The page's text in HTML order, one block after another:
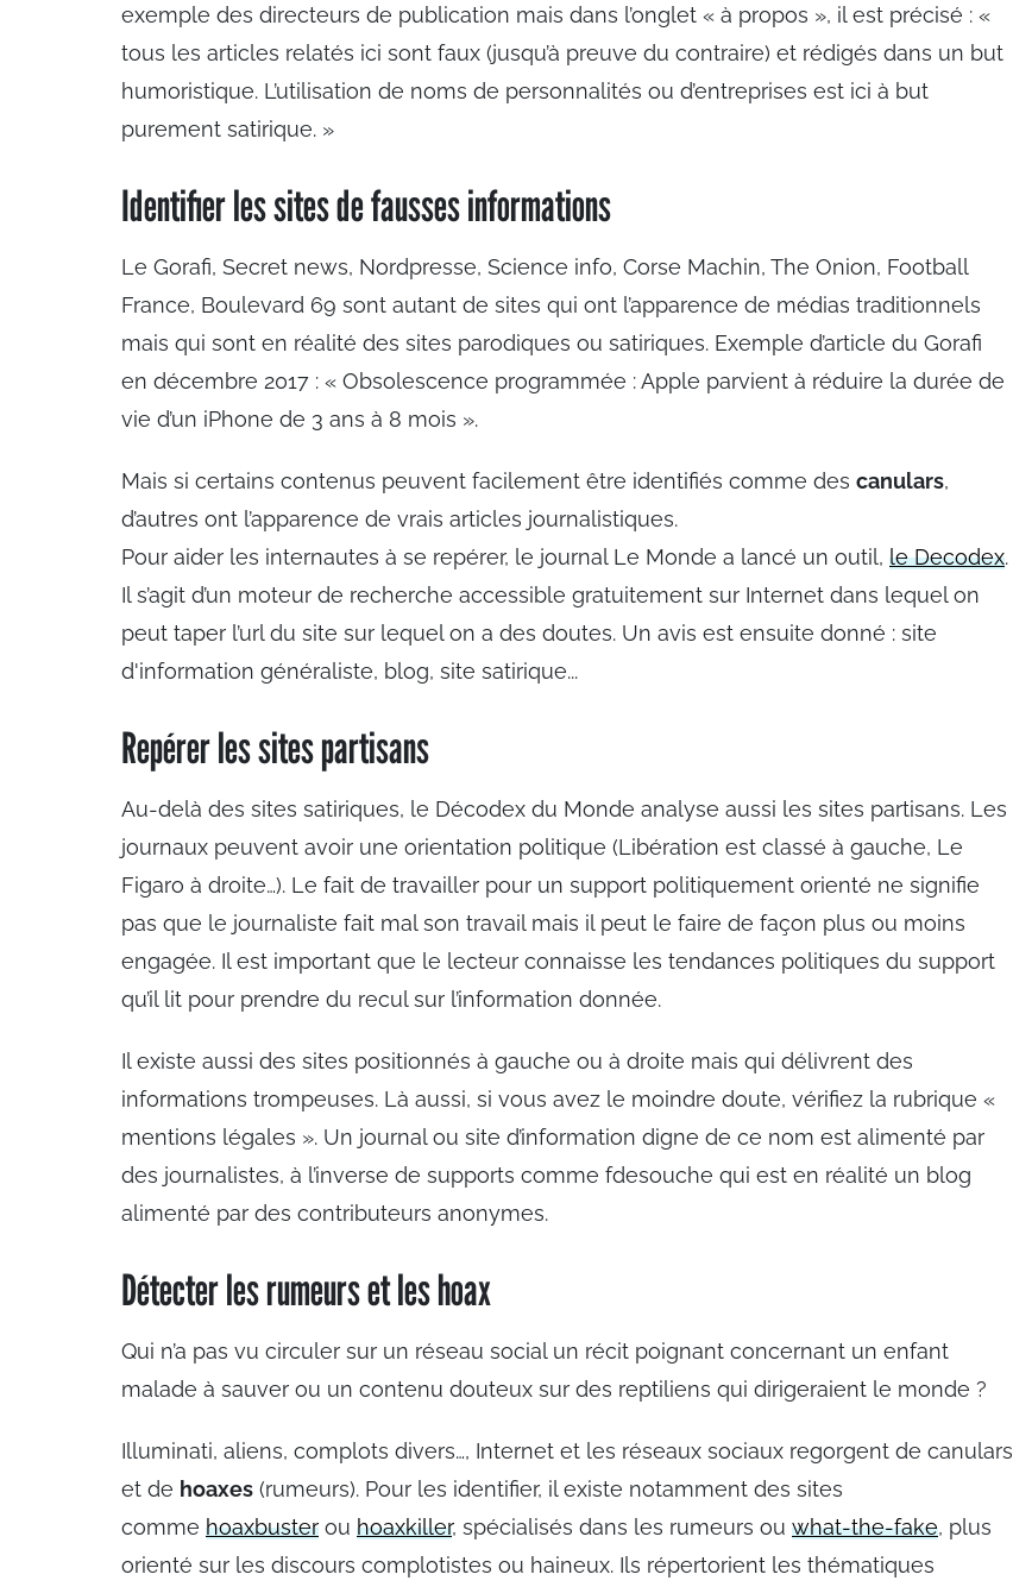
exemple des directeurs de publication mais dans l’onglet « à propos », il est précisé : «
tous les articles relatés ici sont faux (jusqu’à preuve du contraire) et rédigés dans un but
humoristique. L’utilisation de noms de personnalités ou d’entreprises est ici à but
purement satirique. »
Identifier les sites de fausses informations
Le Gorafi, Secret news, Nordpresse, Science info, Corse Machin, The Onion, Football
France, Boulevard 69 sont autant de sites qui ont l’apparence de médias traditionnels
mais qui sont en réalité des sites parodiques ou satiriques. Exemple d’article du Gorafi
en décembre 2017 : « Obsolescence programmée : Apple parvient à réduire la durée de
vie d’un iPhone de 3 ans à 8 mois ».
Mais si certains contenus peuvent facilement être identifiés comme des canulars,
d’autres ont l’apparence de vrais articles journalistiques.
Pour aider les internautes à se repérer, le journal Le Monde a lancé un outil, le Decodex.
Il s’agit d’un moteur de recherche accessible gratuitement sur Internet dans lequel on
peut taper l’url du site sur lequel on a des doutes. Un avis est ensuite donné : site
d'information généraliste, blog, site satirique...
Repérer les sites partisans
Au-delà des sites satiriques, le Décodex du Monde analyse aussi les sites partisans. Les
journaux peuvent avoir une orientation politique (Libération est classé à gauche, Le
Figaro à droite…). Le fait de travailler pour un support politiquement orienté ne signifie
pas que le journaliste fait mal son travail mais il peut le faire de façon plus ou moins
engagée. Il est important que le lecteur connaisse les tendances politiques du support
qu’il lit pour prendre du recul sur l’information donnée.
Il existe aussi des sites positionnés à gauche ou à droite mais qui délivrent des
informations trompeuses. Là aussi, si vous avez le moindre doute, vérifiez la rubrique «
mentions légales ». Un journal ou site d’information digne de ce nom est alimenté par
des journalistes, à l’inverse de supports comme fdesouche qui est en réalité un blog
alimenté par des contributeurs anonymes.
Détecter les rumeurs et les hoax
Qui n’a pas vu circuler sur un réseau social un récit poignant concernant un enfant
malade à sauver ou un contenu douteux sur des reptiliens qui dirigeraient le monde ?
Illuminati, aliens, complots divers…, Internet et les réseaux sociaux regorgent de canulars
et de hoaxes (rumeurs). Pour les identifier, il existe notamment des sites
comme hoaxbuster ou hoaxkiller, spécialisés dans les rumeurs ou what-the-fake, plus
orienté sur les discours complotistes ou haineux. Ils répertorient les thématiques